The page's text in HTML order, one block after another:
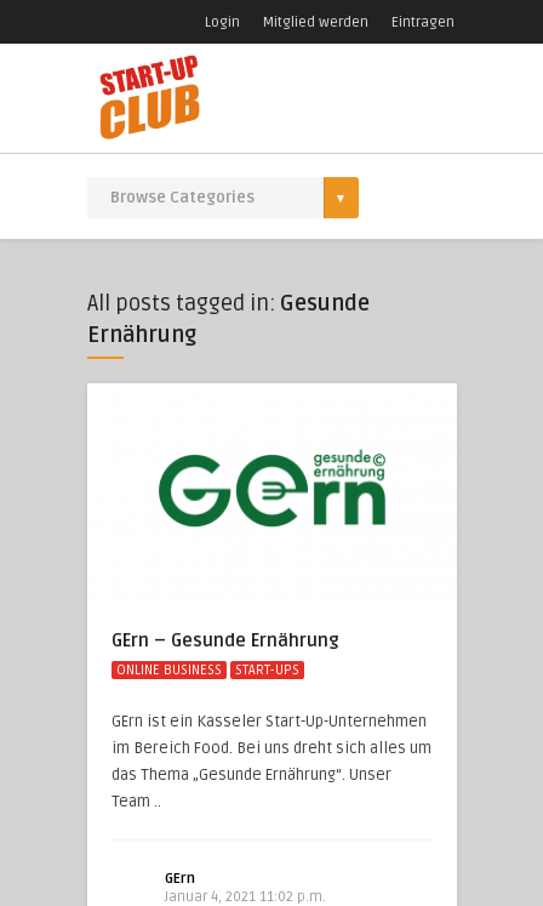
Login Mitglied werden Eintragen
All posts tagged in: Gesunde
Ernährung
GErn – Gesunde Ernährung
ONLINE BUSINESS START-UPS
GErn ist ein Kasseler Start-Up-Unternehmen
im Bereich Food. Bei uns dreht sich alles um
das Thema „Gesunde Ernährung“. Unser
Team ..
GErn
Januar 4, 2021 11:02 p.m.